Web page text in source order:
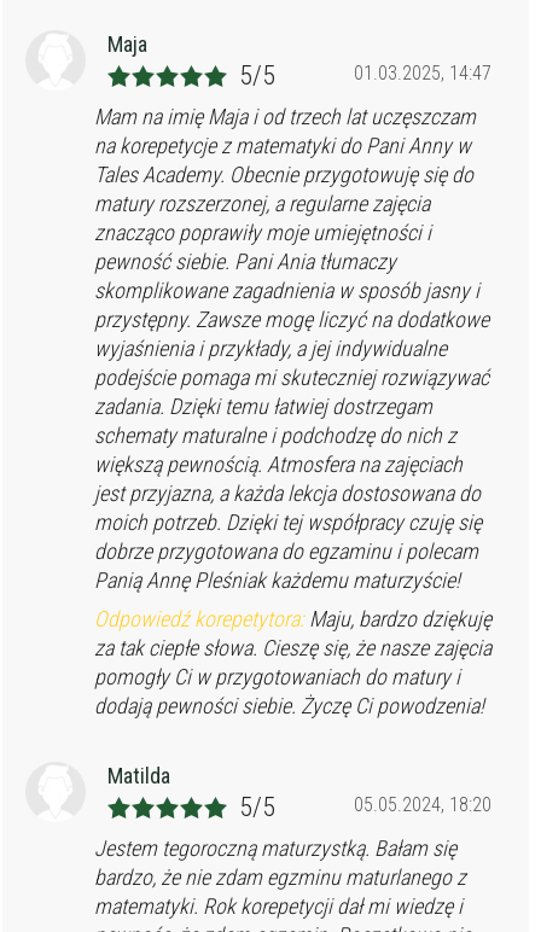
Maja
01.03.2025, 14:47
5/5
Mam na imię Maja i od trzech lat uczęszczam
na korepetycje z matematyki do Pani Anny w
Tales Academy. Obecnie przygotowuję się do
matury rozszerzonej, a regularne zajęcia
znacząco poprawiły moje umiejętności i
pewność siebie. Pani Ania tłumaczy
skomplikowane zagadnienia w sposób jasny i
przystępny. Zawsze mogę liczyć na dodatkowe
wyjaśnienia i przykłady, a jej indywidualne
podejście pomaga mi skuteczniej rozwiązywać
zadania. Dzięki temu łatwiej dostrzegam
schematy maturalne i podchodzę do nich z
większą pewnością. Atmosfera na zajęciach
jest przyjazna, a każda lekcja dostosowana do
moich potrzeb. Dzięki tej współpracy czuję się
dobrze przygotowana do egzaminu i polecam
Panią Annę Pleśniak każdemu maturzyście!
Odpowiedź korepetytora:Maju, bardzo dziękuję
za tak ciepłe słowa. Cieszę się, że nasze zajęcia
pomogły Ci w przygotowaniach do matury i
dodają pewności siebie. Życzę Ci powodzenia!
Matilda
05.05.2024, 18:20
5/5
Jestem tegoroczną maturzystką. Bałam się
bardzo, że nie zdam egzminu maturlanego z
matematyki. Rok korepetycji dał mi wiedzę i